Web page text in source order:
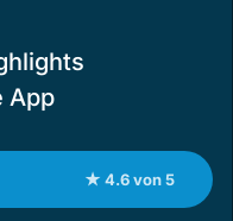
App
★ 4.6 von 5